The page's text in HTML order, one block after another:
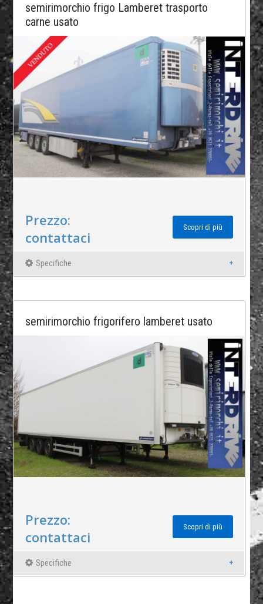
semirimorchio frigo Lamberet trasporto
carne usato
Prezzo:
contattaci
Scopri di più
Specifiche
semirimorchio frigorifero lamberet usato
Prezzo:
contattaci
Scopri di più
Specifiche